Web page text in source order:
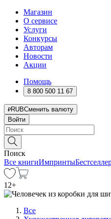
Магазин
О сервисе
Услуги
Конкурсы
Авторам
Новости
Акции
Помощь
8 800 500 11 67
RUBСменить валюту
Войти
Поиск
Все книгиИмпринты
12+
Все